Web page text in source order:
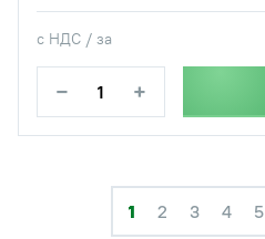
с НДС / за
− +
1 2 3 4 5